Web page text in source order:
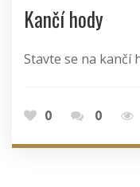
Kančí hody
Stavte se na kančí
0 0